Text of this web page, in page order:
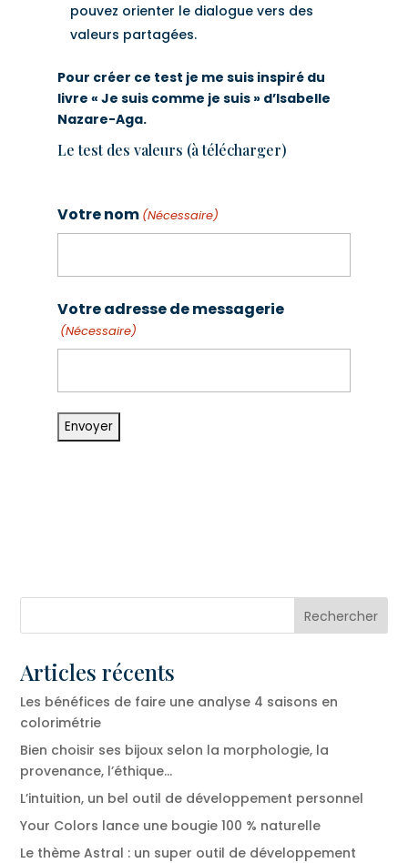
pouvez orienter le dialogue vers des
valeurs partagées.
Pour créer ce test je me suis inspiré du
livre « Je suis comme je suis » d’Isabelle
Nazare-Aga.
Le test des valeurs (à télécharger)
Votre nom (Nécessaire)
Votre adresse de messagerie
(Nécessaire)
Articles récents
Les bénéfices de faire une analyse 4 saisons en
colorimétrie
Bien choisir ses bijoux selon la morphologie, la
provenance, l’éthique…
L’intuition, un bel outil de développement personnel
Your Colors lance une bougie 100 % naturelle
Le thème Astral : un super outil de développement